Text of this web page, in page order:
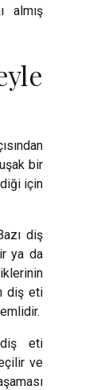
almış
bir
için
diş
ya da
diş eti
diş eti
ve